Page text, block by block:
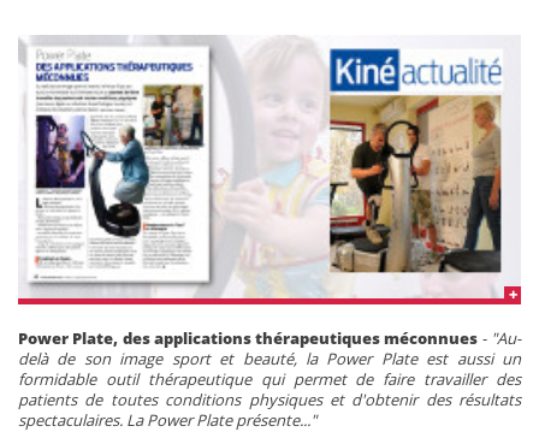
Power Plate, des applications thérapeutiques méconnues - "Au-
delà de son image sport et beauté, la Power Plate est aussi un
formidable outil thérapeutique qui permet de faire travailler des
patients de toutes conditions physiques et d'obtenir des résultats
spectaculaires. La Power Plate présente..."